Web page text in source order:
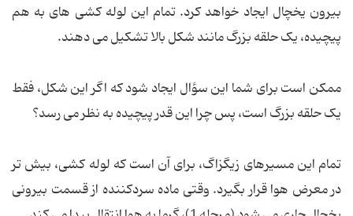
بیرون یخچال ایجاد خواهد کرد. تمام این لوله کشی های به هم
پیچیده، یک حلقه بزرگ مانند شکل بالا تشکیل می دهند.
ممکن است برای شما این سؤال ایجاد شود که اگر این شکل، فقط
یک حلقه بزرگ است، پس چرا این قدر پیچیده به نظر می رسد؟
تمام این مسیرهای زیگزاگ، برای آن است که لوله کشی، بیش تر
در معرض هوا قرار بگیرد. وقتی ماده سردکننده از قسمت بیرونی